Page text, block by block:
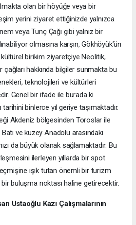
olan bir höyüğe veya bir
yerini ziyaret ettiğinizde yalnızca
veya Tunç Çağı gibi yalnız bir
olmasına karşın, Gökhöyük’ün
kültürel birikim ziyaretçiye Neolitik,
çağları hakkında bilgiler sunmakta bu
teknolojileri ve kültürleri
Genel bir ifade ile burada ki
binlerce yıl geriye taşımaktadır.
Akdeniz bölgesinden Toroslar ile
ve kuzey Anadolu arasındaki
da büyük olanak sağlamaktadır. Bu
ilerleyen yıllarda bir spot
ışık tutan önemli bir turizm
bir buluşma noktası haline getirecektir.
Ustaoğlu Kazı Çalışmalarının